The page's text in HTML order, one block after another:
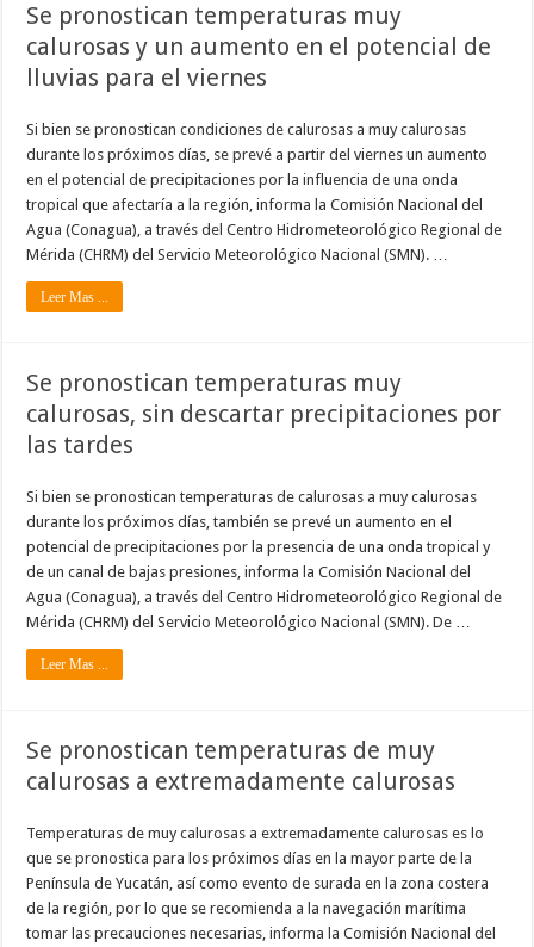
Se pronostican temperaturas muy
calurosas y un aumento en el potencial de
lluvias para el viernes
Si bien se pronostican condiciones de calurosas a muy calurosas
durante los próximos días, se prevé a partir del viernes un aumento
en el potencial de precipitaciones por la influencia de una onda
tropical que afectaría a la región, informa la Comisión Nacional del
Agua (Conagua), a través del Centro Hidrometeorológico Regional de
Mérida (CHRM) del Servicio Meteorológico Nacional (SMN). …
Leer Mas ...
Se pronostican temperaturas muy
calurosas, sin descartar precipitaciones por
las tardes
Si bien se pronostican temperaturas de calurosas a muy calurosas
durante los próximos días, también se prevé un aumento en el
potencial de precipitaciones por la presencia de una onda tropical y
de un canal de bajas presiones, informa la Comisión Nacional del
Agua (Conagua), a través del Centro Hidrometeorológico Regional de
Mérida (CHRM) del Servicio Meteorológico Nacional (SMN). De …
Leer Mas ...
Se pronostican temperaturas de muy
calurosas a extremadamente calurosas
Temperaturas de muy calurosas a extremadamente calurosas es lo
que se pronostica para los próximos días en la mayor parte de la
Península de Yucatán, así como evento de surada en la zona costera
de la región, por lo que se recomienda a la navegación marítima
tomar las precauciones necesarias, informa la Comisión Nacional del